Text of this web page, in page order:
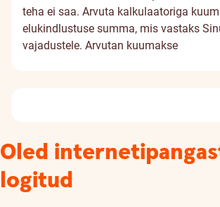
teha ei saa. Arvuta kalkulaatoriga
elukindlustuse summa, mis vastaks
vajadustele. Arvutan kuumakse
Oled
logitud